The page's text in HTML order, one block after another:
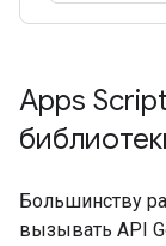
Apps
Большинству
вызывать API